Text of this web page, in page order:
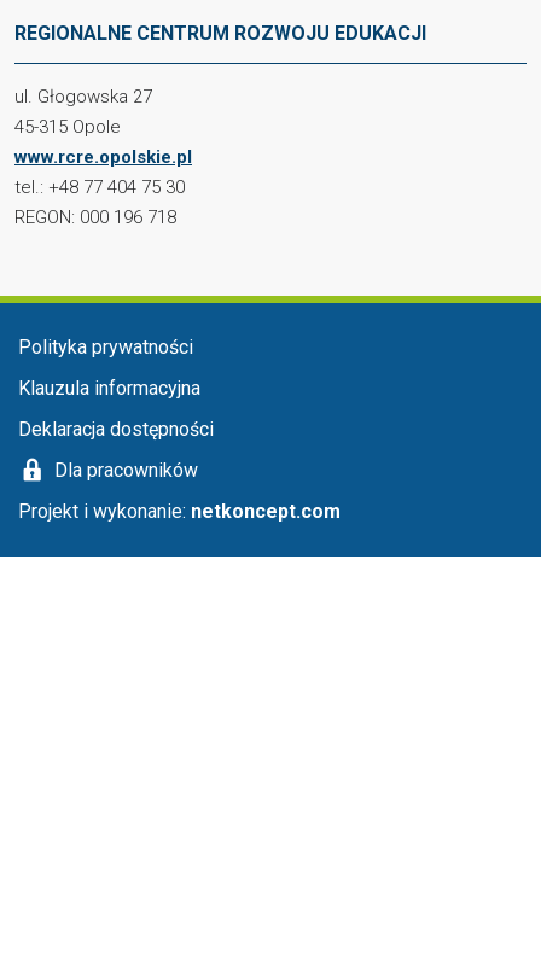
REGIONALNE CENTRUM ROZWOJU EDUKACJI
ul. Głogowska 27
45-315 Opole
www.rcre.opolskie.pl
tel.: +48 77 404 75 30
REGON: 000 196 718
Menu stopka
Polityka prywatności
Klauzula informacyjna
Deklaracja dostępności
Dla pracowników
Projekt i wykonanie: netkoncept.com